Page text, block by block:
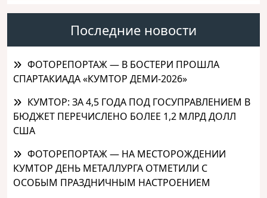
Последние новости
ФОТОРЕПОРТАЖ — В БОСТЕРИ ПРОШЛА
СПАРТАКИАДА «КУМТОР ДЕМИ-2026»
КУМТОР: ЗА 4,5 ГОДА ПОД ГОСУПРАВЛЕНИЕМ В
БЮДЖЕТ ПЕРЕЧИСЛЕНО БОЛЕЕ 1,2 МЛРД ДОЛЛ
США
ФОТОРЕПОРТАЖ — НА МЕСТОРОЖДЕНИИ
КУМТОР ДЕНЬ МЕТАЛЛУРГА ОТМЕТИЛИ С
ОСОБЫМ ПРАЗДНИЧНЫМ НАСТРОЕНИЕМ